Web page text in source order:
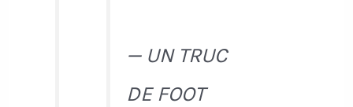
— UN TRUC
DE FOOT